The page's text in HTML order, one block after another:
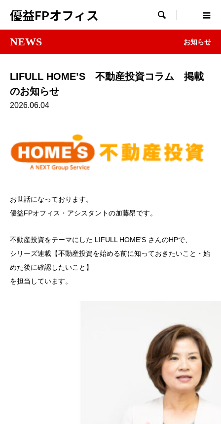
優益FPオフィス 
NEWS お知らせ
LIFULL HOME’S 不動産投資コラム 掲載
のお知らせ
2026.06.04
お世話になっております。
優益FPオフィス・アシスタントの加藤昂です。
不動産投資をテーマにした LIFULL HOME’S さんのHPで、
シリーズ連載【不動産投資を始める前に知っておきたいこと・始
めた後に確認したいこと】
を担当しています。